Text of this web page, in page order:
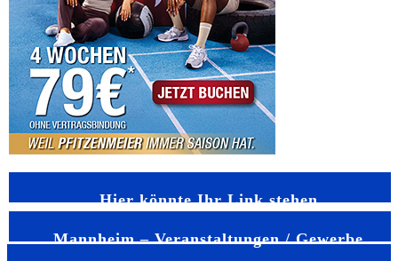
Hier könnte Ihr Link stehen
Mannheim – Veranstaltungen / Gewerbe